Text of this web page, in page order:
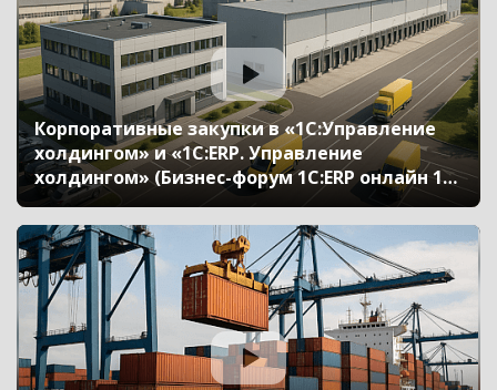
Корпоративные закупки в «1С:Управление
холдингом» и «1С:ERP. Управление
холдингом» (Бизнес-форум 1С:ERP онлайн 18
ноября 2020 г., Попов Леонид, «1С»)